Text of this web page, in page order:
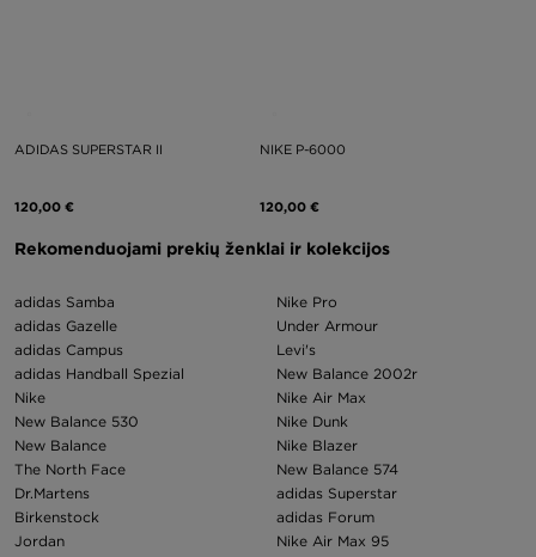
ADIDAS SUPERSTAR II
120,00 €
NIKE P-6000
120,00 €
Rekomenduojami prekių ženklai ir kolekcijos
adidas Samba
adidas Gazelle
adidas Campus
adidas Handball Spezial
Nike
New Balance 530
New Balance
The North Face
Dr.Martens
Birkenstock
Jordan
Nike Pro
Under Armour
Levi's
New Balance 2002r
Nike Air Max
Nike Dunk
Nike Blazer
New Balance 574
adidas Superstar
adidas Forum
Nike Air Max 95